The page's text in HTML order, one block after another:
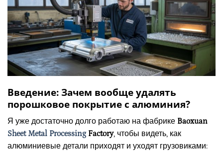
Введение: Зачем вообще удалять
порошковое покрытие с алюминия?
Я уже достаточно долго работаю на фабрике Baoxuan
Sheet Metal ProcessingFactory, чтобы видеть, как
алюминиевые детали приходят и уходят грузовиками: